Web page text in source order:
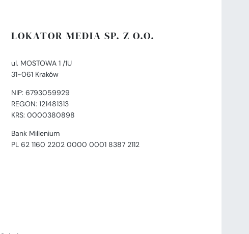
LOKATOR MEDIA SP. Z O.O.
ul. MOSTOWA 1 /1U
31-061 Kraków
NIP: 6793059929
REGON: 121481313
KRS: 0000380898
Bank Millenium
PL 62 1160 2202 0000 0001 8387 2112